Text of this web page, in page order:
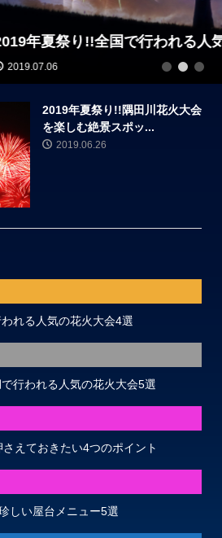
で行われる人気の花火大会5選
1 2 3
2019年夏祭り!!隅田川花火大会
を楽しむ絶景スポッ...
2019.06.26
れる人気の花火大会4選
行われる人気の花火大会5選
えておきたい4つのポイント
しい屋台メニュー5選